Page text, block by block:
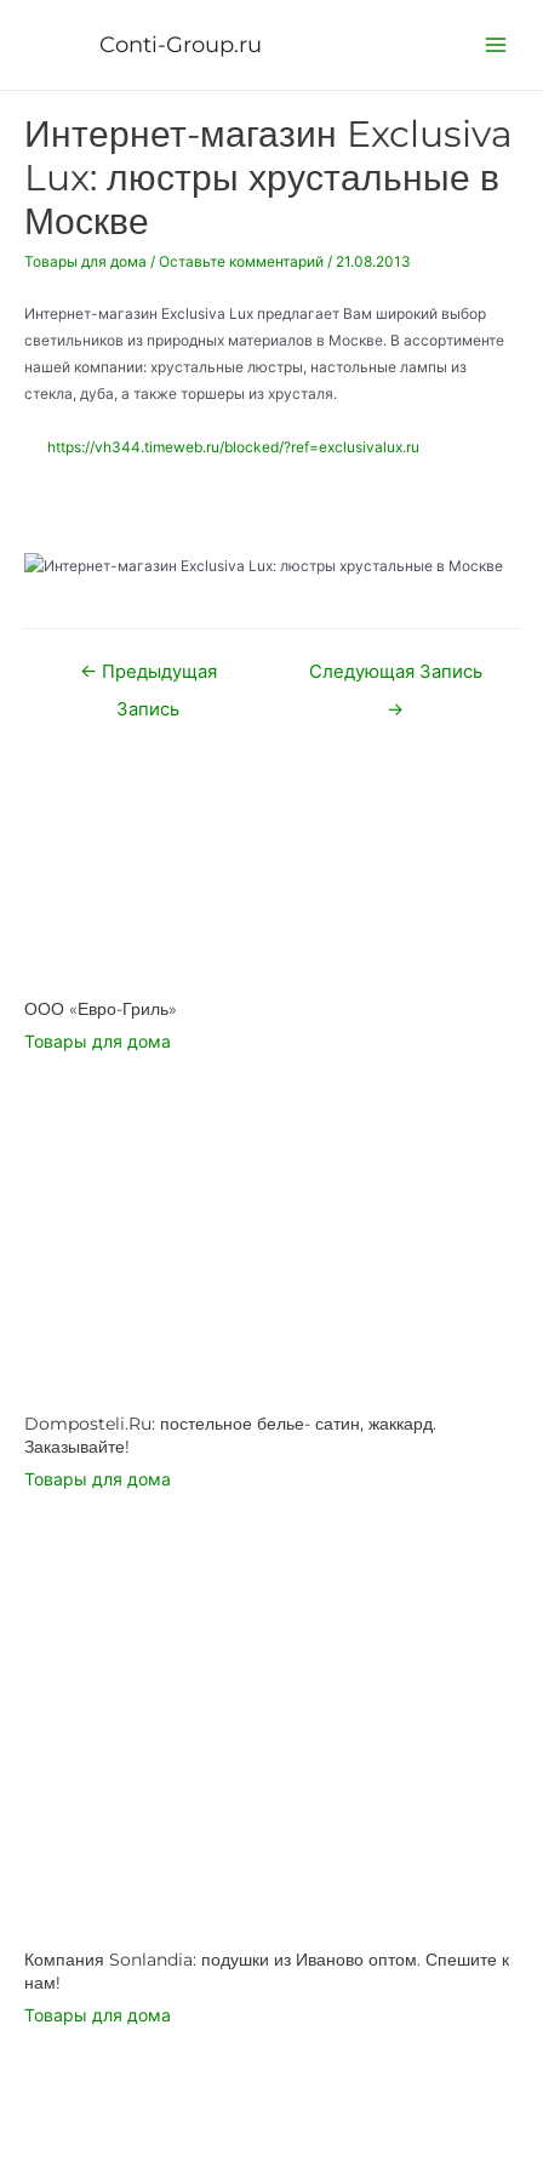
Conti-Group.ru
Интернет-магазин Exclusiva
Lux: люстры хрустальные в
Москве
Товары для дома / Оставьте комментарий / 21.08.2013
Интернет-магазин Exclusiva Lux предлагает Вам широкий выбор
светильников из природных материалов в Москве. В ассортименте
нашей компании: хрустальные люстры, настольные лампы из
стекла, дуба, а также торшеры из хрусталя.
https://vh344.timeweb.ru/blocked/?ref=exclusivalux.ru
Навигация
← Предыдущая
Запись
Следующая Запись
→
ООО «Евро-Гриль»
Товары для дома
Domposteli.Ru: постельное белье- сатин, жаккард.
Заказывайте!
Товары для дома
Компания Sonlandia: подушки из Иваново оптом. Спешите к
нам!
Товары для дома